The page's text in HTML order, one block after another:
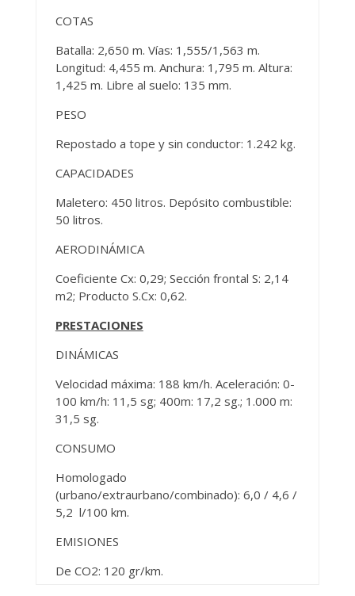
COTAS
Batalla: 2,650 m. Vías: 1,555/1,563 m.
Longitud: 4,455 m. Anchura: 1,795 m. Altura:
1,425 m. Libre al suelo: 135 mm.
PESO
Repostado a tope y sin conductor: 1.242 kg.
CAPACIDADES
Maletero: 450 litros. Depósito combustible:
50 litros.
AERODINÁMICA
Coeficiente Cx: 0,29; Sección frontal S: 2,14
m2; Producto S.Cx: 0,62.
PRESTACIONES
DINÁMICAS
Velocidad máxima: 188 km/h. Aceleración: 0-
100 km/h: 11,5 sg; 400m: 17,2 sg.; 1.000 m:
31,5 sg.
CONSUMO
Homologado
(urbano/extraurbano/combinado): 6,0 / 4,6 /
5,2 l/100 km.
EMISIONES
De CO2: 120 gr/km.